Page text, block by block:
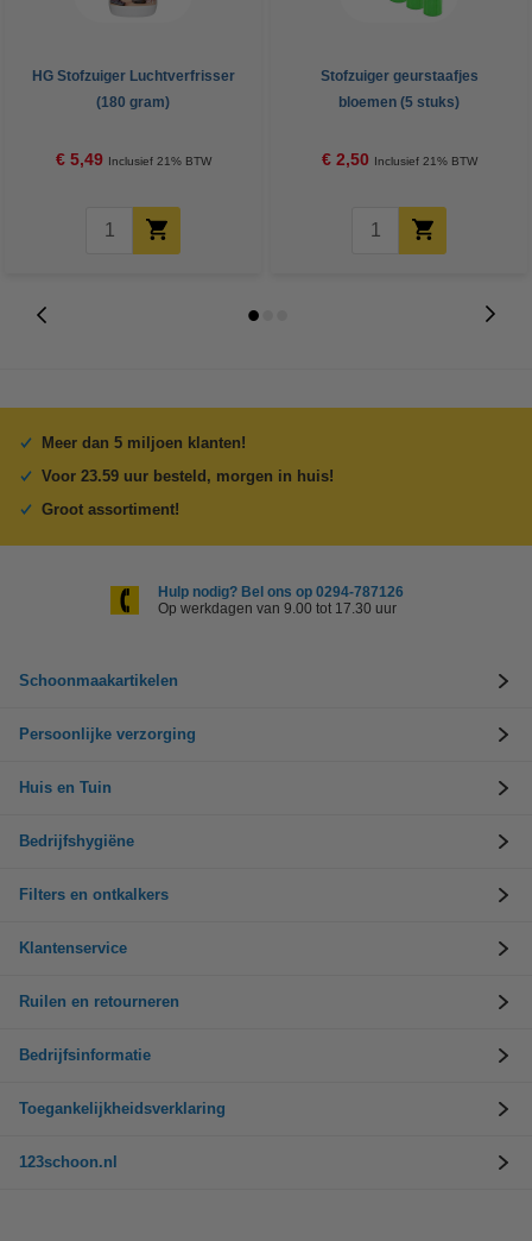
HG Stofzuiger Luchtverfrisser
(180 gram)
€ 5,49 Inclusief 21% BTW
Stofzuiger geurstaafjes
bloemen (5 stuks)
€ 2,50 Inclusief 21% BTW
Meer dan 5 miljoen klanten!
Voor 23.59 uur besteld, morgen in huis!
Groot assortiment!
Hulp nodig? Bel ons op 0294-787126
Op werkdagen van 9.00 tot 17.30 uur
Schoonmaakartikelen
Persoonlijke verzorging
Huis en Tuin
Bedrijfshygiëne
Filters en ontkalkers
Klantenservice
Ruilen en retourneren
Bedrijfsinformatie
Toegankelijkheidsverklaring
123schoon.nl